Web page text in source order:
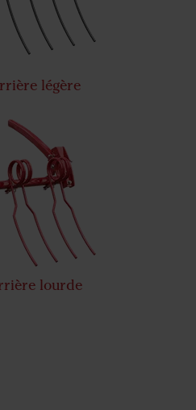
légère
lourde